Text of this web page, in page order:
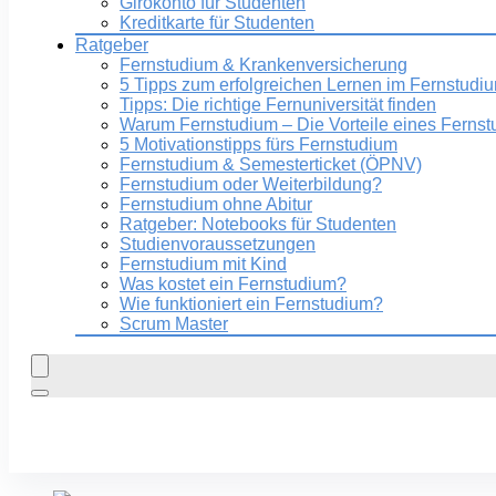
Kreditkarte für Studenten
Ratgeber
Fernstudium & Krankenversicherung
5 Tipps zum erfolgreichen Lernen im
Tipps: Die richtige Fernuniversität finden
Warum Fernstudium – Die Vorteile eines
5 Motivationstipps fürs Fernstudium
Fernstudium & Semesterticket (ÖPNV)
Fernstudium oder Weiterbildung?
Fernstudium ohne Abitur
Ratgeber: Notebooks für Studenten
Studienvoraussetzungen
Fernstudium mit Kind
Was kostet ein Fernstudium?
Wie funktioniert ein Fernstudium?
Scrum Master